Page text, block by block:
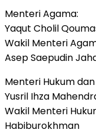
Menteri Agama:
Yaqut Cholil
Wakil Menteri
Asep Saepudin
Menteri Hukum dan
Yusril Ihza
Wakil Menteri
Habiburokhman